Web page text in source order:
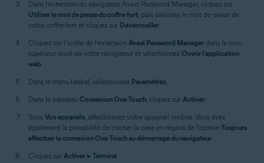
Dans l’extension du navigateur Avast Password Manager, cliquez sur
Utiliser le mot de passe du coffre-fort, puis saisissez le mot de passe de
votre coffre-fort et cliquez sur Déverrouiller.
Cliquez sur l’icône de l’extension Avast Password Manager dans le coin
supérieur droit de votre navigateur et sélectionnez Ouvrir l’application
web.
Dans le menu latéral, sélectionnez Paramètres.
Dans le panneau Connexion One Touch, cliquez sur Activer.
Sous Vos appareils, sélectionnez votre appareil mobile. Vous avez
également la possibilité de cocher la case en regard de l’option Toujours
effectuer la connexion One Touch au démarrage du navigateur.
Cliquez sur Activer ▸ Terminé.